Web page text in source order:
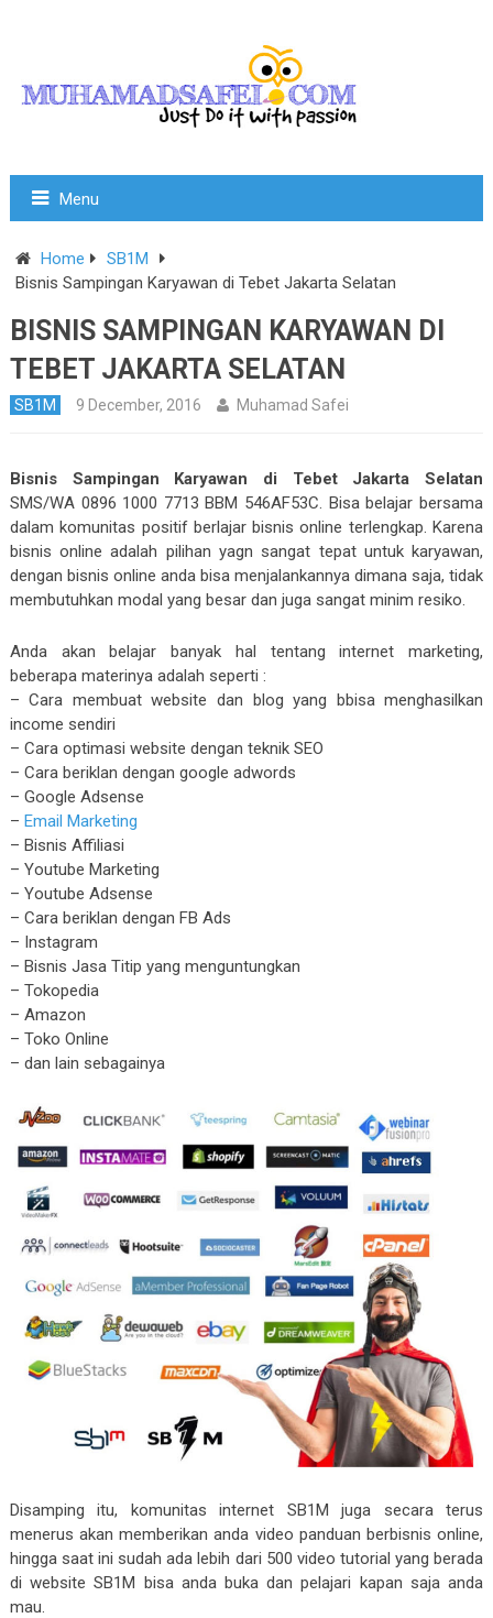
Menu
Home
SB1M
Bisnis Sampingan Karyawan di Tebet Jakarta Selatan
BISNIS SAMPINGAN KARYAWAN DI
TEBET JAKARTA SELATAN
SB1M 9 December, 2016 Muhamad Safei
Bisnis Sampingan Karyawan di Tebet Jakarta Selatan
SMS/WA 0896 1000 7713 BBM 546AF53C. Bisa belajar bersama
dalam komunitas positif berlajar bisnis online terlengkap. Karena
bisnis online adalah pilihan yagn sangat tepat untuk karyawan,
dengan bisnis online anda bisa menjalankannya dimana saja, tidak
membutuhkan modal yang besar dan juga sangat minim resiko.
Anda akan belajar banyak hal tentang internet marketing,
beberapa materinya adalah seperti :
– Cara membuat website dan blog yang bbisa menghasilkan
income sendiri
– Cara optimasi website dengan teknik SEO
– Cara beriklan dengan google adwords
– Google Adsense
– Email Marketing
– Bisnis Affiliasi
– Youtube Marketing
– Youtube Adsense
– Cara beriklan dengan FB Ads
– Instagram
– Bisnis Jasa Titip yang menguntungkan
– Tokopedia
– Amazon
– Toko Online
– dan lain sebagainya
Disamping itu, komunitas internet SB1M juga secara terus
menerus akan memberikan anda video panduan berbisnis online,
hingga saat ini sudah ada lebih dari 500 video tutorial yang berada
di website SB1M bisa anda buka dan pelajari kapan saja anda
mau.